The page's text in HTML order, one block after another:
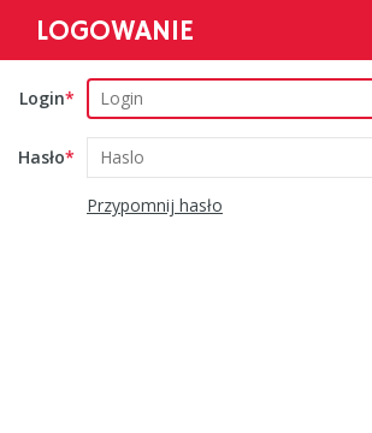
LOGOWANIE
Login
Hasło
Przypomnij hasło